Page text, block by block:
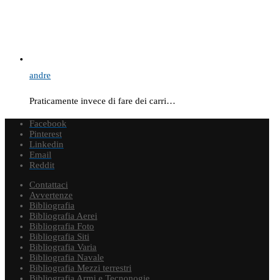
andre
Praticamente invece di fare dei carri…
Facebook
Pinterest
Linkedin
Email
Reddit
Contattaci
Avvertenze
Bibliografia
Bibliografia Aerei
Bibliografia Foto
Bibliografia Siti
Bibliografia Varia
Bibliografia Navale
Bibliografia Mezzi terrestri